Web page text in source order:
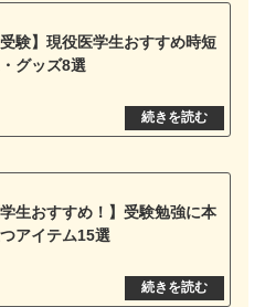
受験】現役医学生おすすめ時短
グッズ8選
学生おすすめ！】受験勉強に本
アイテム15選